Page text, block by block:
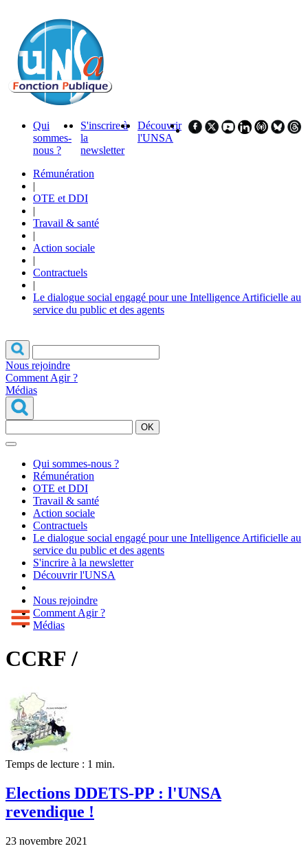
Qui
sommes-
nous ?
S'inscrire à
la
newsletter
Découvrir
l'UNSA
Rémunération
|
OTE et DDI
|
Travail & santé
|
Action sociale
|
Contractuels
|
Le dialogue social engagé pour une Intelligence Artificielle au
service du public et des agents
Nous rejoindre
Comment Agir ?
Médias
OK
Qui sommes-nous ?
Rémunération
OTE et DDI
Travail & santé
Action sociale
Contractuels
Le dialogue social engagé pour une Intelligence Artificielle au
service du public et des agents
S'incrire à la newsletter
Découvrir l'UNSA
Nous rejoindre
Comment Agir ?
Médias
CCRF /
Temps de lecture : 1 min.
Elections DDETS-PP : l'UNSA
revendique !
23 novembre 2021